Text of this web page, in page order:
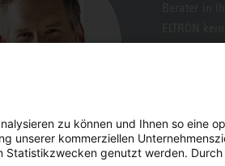
zu können und Ihnen so eine
unserer kommerziellen
genutzt werden.